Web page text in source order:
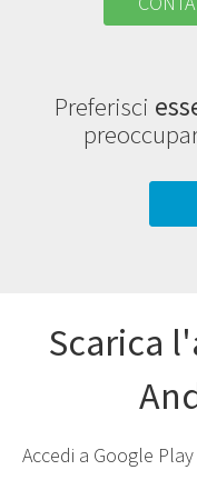
Preferisci
Scarica
Accedi a Google